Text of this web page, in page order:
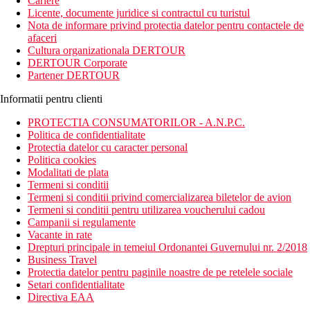
Licente, documente juridice si contractul cu turistul
Nota de informare privind protectia datelor pentru contactele de
afaceri
Cultura organizationala DERTOUR
DERTOUR Corporate
Partener DERTOUR
Informatii pentru clienti
PROTECTIA CONSUMATORILOR - A.N.P.C.
Politica de confidentialitate
Protectia datelor cu caracter personal
Politica cookies
Modalitati de plata
Termeni si conditii
Termeni si conditii privind comercializarea biletelor de avion
Termeni si conditii pentru utilizarea voucherului cadou
Campanii si regulamente
Vacante in rate
Drepturi principale in temeiul Ordonantei Guvernului nr. 2/2018
Business Travel
Protectia datelor pentru paginile noastre de pe retelele sociale
Setari confidentialitate
Directiva EAA